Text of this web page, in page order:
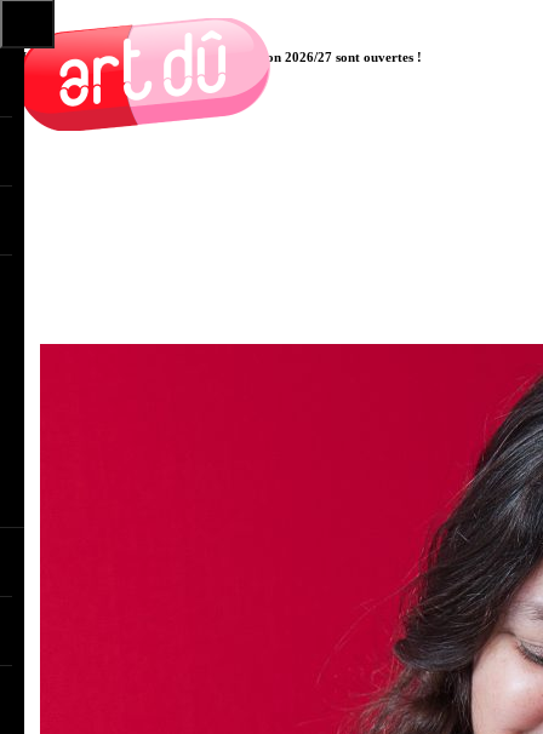
Les pré-inscriptions aux cours pour la saison 2026/27 sont ouvertes !